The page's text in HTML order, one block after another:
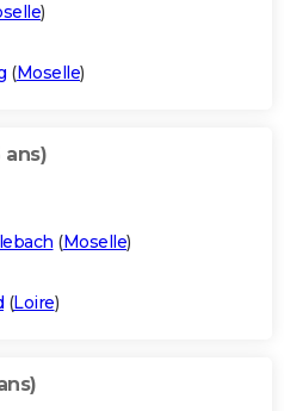
)
(Moselle)
ans)
(Moselle)
(Loire)